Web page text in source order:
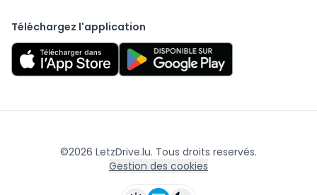
Téléchargez l'application
©2026 LetzDrive.lu. Tous droits reservés.
Gestion des cookies